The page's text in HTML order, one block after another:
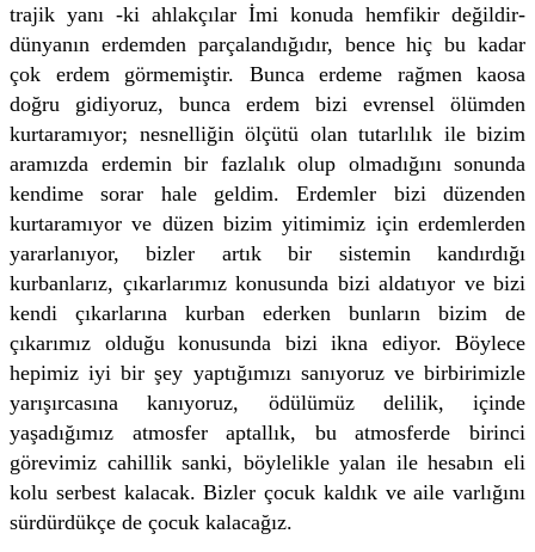
trajik yanı -ki ahlakçılar İmi konuda hemfikir değildir-
dünyanın erdemden parçalandığıdır, bence hiç bu kadar
çok erdem görmemiştir. Bunca erdeme rağmen kaosa
doğru gidiyoruz, bunca erdem bizi evrensel ölümden
kurtaramıyor; nesnelliğin ölçütü olan tutarlılık ile bizim
aramızda erdemin bir fazlalık olup olmadığını sonunda
kendime sorar hale geldim. Erdemler bizi düzenden
kurtaramıyor ve düzen bizim yitimimiz için erdemlerden
yararlanıyor, bizler artık bir sistemin kandırdığı
kurbanlarız, çıkarlarımız konusunda bizi aldatıyor ve bizi
kendi çıkarlarına kurban ederken bunların bizim de
çıkarımız olduğu konusunda bizi ikna ediyor. Böylece
hepimiz iyi bir şey yaptığımızı sanıyoruz ve birbirimizle
yarışırcasına kanıyoruz, ödülümüz delilik, içinde
yaşadığımız atmosfer aptallık, bu atmosferde birinci
görevimiz cahillik sanki, böylelikle yalan ile hesabın eli
kolu serbest kalacak. Bizler çocuk kaldık ve aile varlığını
sürdürdükçe de çocuk kalacağız.